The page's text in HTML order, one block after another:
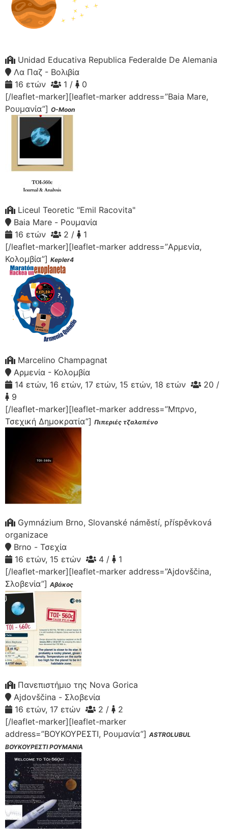
Unidad Educativa Republica Federalde De Alemania
Λα Παζ - Βολιβία
16 ετών
1 /
0
[/leaflet-marker][leaflet-marker address=”Baia Mare,
Ρουμανία”] O-Moon
Liceul Teoretic "Emil Racovita"
Baia Mare - Ρουμανία
16 ετών
2 /
1
[/leaflet-marker][leaflet-marker address=”Αρμενία,
Κολομβία”] Kepler4
Marcelino Champagnat
Αρμενία - Κολομβία
14 ετών, 16 ετών, 17 ετών, 15 ετών, 18 ετών
20 /
9
[/leaflet-marker][leaflet-marker address=”Μπρνο,
Τσεχική Δημοκρατία”] Πιπεριές τζαλαπένο
Gymnázium Brno, Slovanské náměstí, příspěvková
organizace
Brno - Τσεχία
16 ετών, 15 ετών
4 /
1
[/leaflet-marker][leaflet-marker address=”Ajdovščina,
Σλοβενία”] Αβάκος
Πανεπιστήμιο της Nova Gorica
Ajdovščina - Σλοβενία
16 ετών, 17 ετών
2 /
2
[/leaflet-marker][leaflet-marker
address=”ΒΟΥΚΟΥΡΕΣΤΙ, Ρουμανία”] ASTROLUBUL
ΒΟΥΚΟΥΡΕΣΤΙ ΡΟΥΜΑΝΙΑ